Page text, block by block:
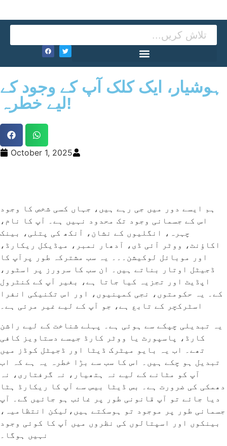
ہوشیار، ایک کلک آپ کے وجود کے
لیے خطرہ!
October 1, 2025
ہم ایسے دور میں جی رہے ہیں، جہاں کسی شخص کا وجود
اس کے جسمانی وجود تک محدود نہیں ہے۔ آپ کا نام،
چہرہ، انگلیوں کے نشان، آنکھ کی پتلی، بینک
اکاؤنٹ، ووٹر آئی ڈی، آدھار نمبر، میڈیکل ریکارڈ،
اور موبائل لوکیشن۔۔۔ یہ سب مشترکہ طور پرآپ کا
ڈجیٹل اوتار بناتے ہیں۔ ان سب کا سرورز پر اسٹور،
اپڈیٹ اور تجزیہ کیا جاتا ہے، بغیر آپ کے کنٹرول
کے۔ یہ حکومتوں، نجی کمپنیوں، اور اس تکنیکی انفرا
اسٹرکچر کے تابع ہے، جو آپ کے لیے غیر مرئی ہے۔
یہ تبدیلی چپکے سے ہوئی ہے۔ پہلے شناخت کے لیے راشن
کارڈ، پاسپورٹ یا ووٹر کارڈ جیسے دستاویز کافی
تھے۔ اب یہ بایو میٹرک ڈیٹا اور ڈجیٹل کوڈز میں
تبدیل ہو چکے ہیں۔ اس کا سب سے بڑا خطرہ یہ ہے کہ اب
آپ کو مٹانے کے لیے نہ ہتھیار، نہ گرفتاری، نہ
دھمکی کی ضرورت ہے۔ بس ڈیٹا بیس سے آپ کا ریکارڈ ہٹا
دیا جائے تو آپ قانونی طور پر غائب ہو جائیں گے۔ آپ
جسمانی طور پر موجود تو ہوسکتے ہیں،لیکن انتظامیہ،
بینکوں اور اسپتالوں کی نظروں میں آپ کا کوئی وجود
نہیں ہوگا۔